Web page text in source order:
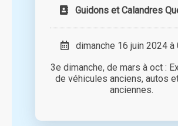
Guidons et Calandres
dimanche 16 juin 2024 à
3e dimanche, de mars à oct :
de véhicules anciens, autos
anciennes.